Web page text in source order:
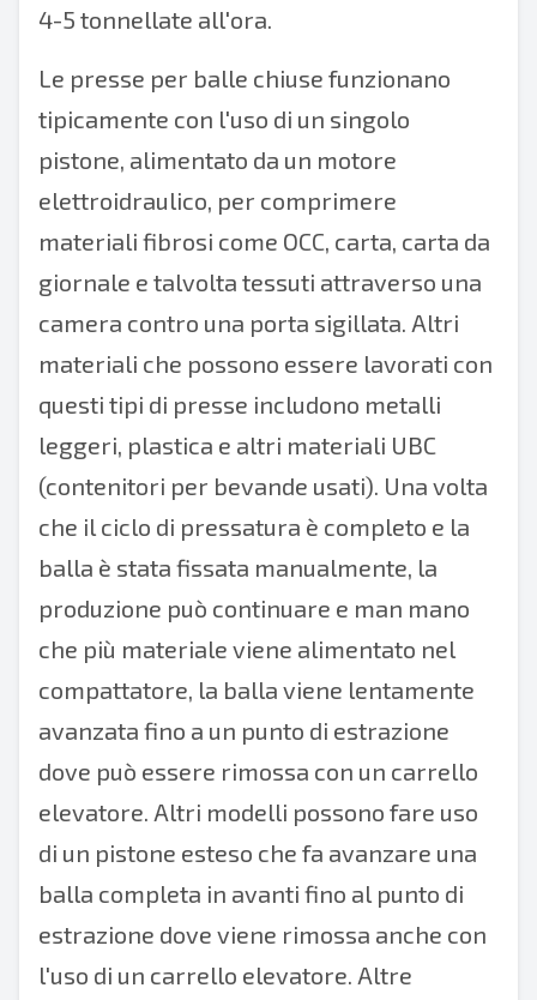
4-5 tonnellate all'ora.
Le presse per balle chiuse funzionano
tipicamente con l'uso di un singolo
pistone, alimentato da un motore
elettroidraulico, per comprimere
materiali fibrosi come OCC, carta, carta da
giornale e talvolta tessuti attraverso una
camera contro una porta sigillata. Altri
materiali che possono essere lavorati con
questi tipi di presse includono metalli
leggeri, plastica e altri materiali UBC
(contenitori per bevande usati). Una volta
che il ciclo di pressatura è completo e la
balla è stata fissata manualmente, la
produzione può continuare e man mano
che più materiale viene alimentato nel
compattatore, la balla viene lentamente
avanzata fino a un punto di estrazione
dove può essere rimossa con un carrello
elevatore. Altri modelli possono fare uso
di un pistone esteso che fa avanzare una
balla completa in avanti fino al punto di
estrazione dove viene rimossa anche con
l'uso di un carrello elevatore. Altre